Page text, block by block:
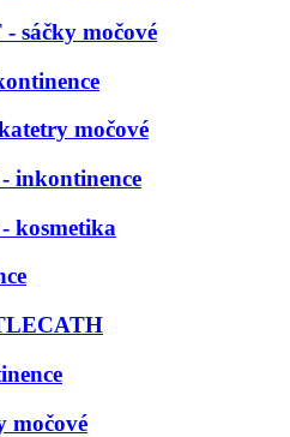
sáčky močové
močové
inkontinence
kosmetika
močové